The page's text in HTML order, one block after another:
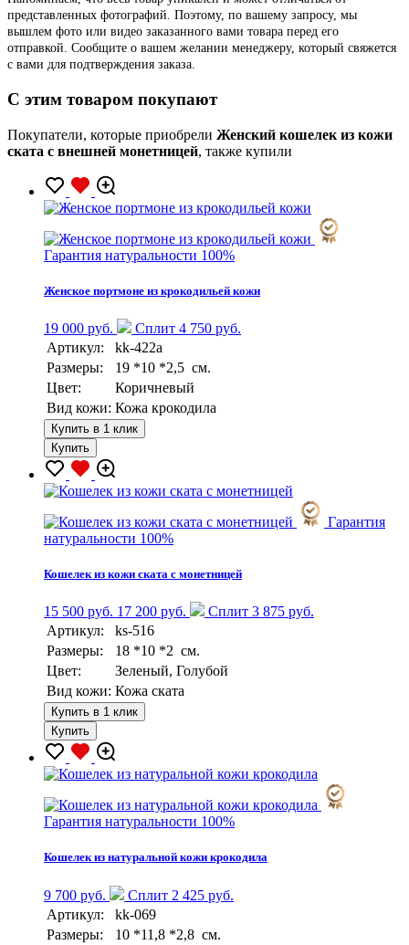
представленных фотографий. Поэтому, по вашему запросу, мы
вышлем фото или видео заказанного вами товара перед его
отправкой. Сообщите о вашем желании менеджеру, который свяжется
с вами для подтверждения заказа.
C этим товаром покупают
Покупатели, которые приобрели Женский кошелек из кожи
ската с внешней монетницей, также купили
Гарантия натуральности 100%
Женское портмоне из крокодильей кожи
19 000 руб.
Сплит 4 750 руб.
Артикул:
kk-422a
Размеры:
19 *10 *2,5 см.
Цвет:
Коричневый
Вид кожи: Кожа крокодила
Купить в 1 клик
Купить
Гарантия
натуральности 100%
Кошелек из кожи ската с монетницей
15 500 руб. 17 200 руб.
Сплит 3 875 руб.
Артикул:
ks-516
Размеры:
18 *10 *2 см.
Цвет:
Зеленый, Голубой
Вид кожи: Кожа ската
Купить в 1 клик
Купить
Гарантия натуральности 100%
Кошелек из натуральной кожи крокодила
9 700 руб.
Сплит 2 425 руб.
Артикул:
kk-069
Размеры:
10 *11,8 *2,8 см.